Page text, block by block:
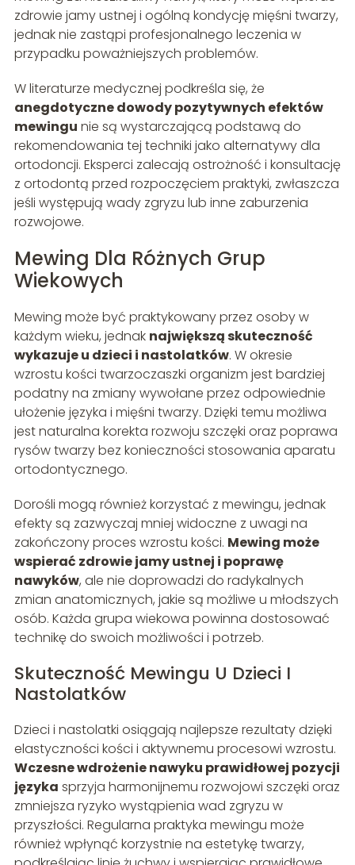
zdrowie jamy ustnej i ogólną kondycję mięśni twarzy,
jednak nie zastąpi profesjonalnego leczenia w
przypadku poważniejszych problemów.
W literaturze medycznej podkreśla się, że
anegdotyczne dowody pozytywnych efektów
mewingu nie są wystarczającą podstawą do
rekomendowania tej techniki jako alternatywy dla
ortodoncji. Eksperci zalecają ostrożność i konsultację
z ortodontą przed rozpoczęciem praktyki, zwłaszcza
jeśli występują wady zgryzu lub inne zaburzenia
rozwojowe.
Mewing Dla Różnych Grup
Wiekowych
Mewing może być praktykowany przez osoby w
każdym wieku, jednak największą skuteczność
wykazuje u dzieci i nastolatków. W okresie
wzrostu kości twarzoczaszki organizm jest bardziej
podatny na zmiany wywołane przez odpowiednie
ułożenie języka i mięśni twarzy. Dzięki temu możliwa
jest naturalna korekta rozwoju szczęki oraz poprawa
rysów twarzy bez konieczności stosowania aparatu
ortodontycznego.
Dorośli mogą również korzystać z mewingu, jednak
efekty są zazwyczaj mniej widoczne z uwagi na
zakończony proces wzrostu kości. Mewing może
wspierać zdrowie jamy ustnej i poprawę
nawyków, ale nie doprowadzi do radykalnych
zmian anatomicznych, jakie są możliwe u młodszych
osób. Każda grupa wiekowa powinna dostosować
technikę do swoich możliwości i potrzeb.
Skuteczność Mewingu U Dzieci I
Nastolatków
Dzieci i nastolatki osiągają najlepsze rezultaty dzięki
elastyczności kości i aktywnemu procesowi wzrostu.
Wczesne wdrożenie nawyku prawidłowej pozycji
języka sprzyja harmonijnemu rozwojowi szczęki oraz
zmniejsza ryzyko wystąpienia wad zgryzu w
przyszłości. Regularna praktyka mewingu może
również wpłynąć korzystnie na estetykę twarzy,